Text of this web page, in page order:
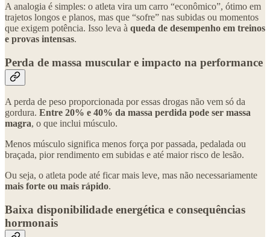
A analogia é simples: o atleta vira um carro “econômico”, ótimo em
trajetos longos e planos, mas que “sofre” nas subidas ou momentos
que exigem potência. Isso leva à queda de desempenho em treinos
e provas intensas.
Perda de massa muscular e impacto na performance
A perda de peso proporcionada por essas drogas não vem só da
gordura. Entre 20% e 40% da massa perdida pode ser massa
magra, o que inclui músculo.
Menos músculo significa menos força por passada, pedalada ou
braçada, pior rendimento em subidas e até maior risco de lesão.
Ou seja, o atleta pode até ficar mais leve, mas não necessariamente
mais forte ou mais rápido.
Baixa disponibilidade energética e consequências
hormonais